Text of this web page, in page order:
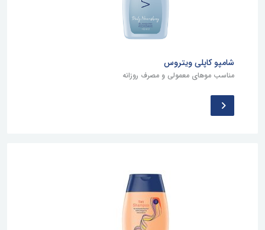
شامپو کاپلی ویتروس
مناسب موهای معمولی و مصرف روزانه